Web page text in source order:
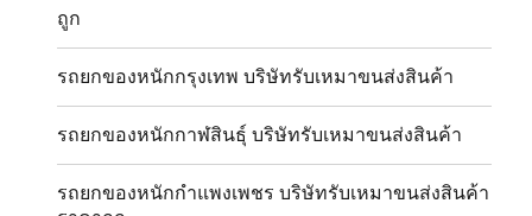
ถูก
รถยกของหนักกรุงเทพ บริษัทรับเหมาขนส่งสินค้า
รถยกของหนักกาฬสินธุ์ บริษัทรับเหมาขนส่งสินค้า
รถยกของหนักกำแพงเพชร บริษัทรับเหมาขนส่งสินค้า